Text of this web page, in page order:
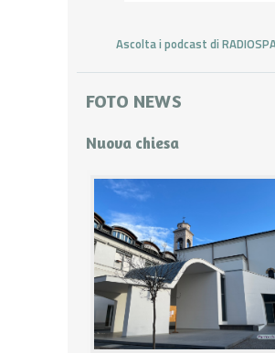
Ascolta i podcast di
FOTO NEWS
Nuova chiesa